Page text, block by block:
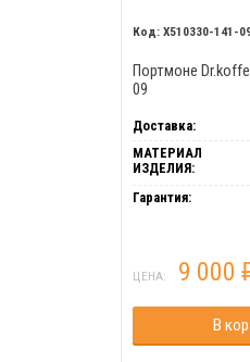
X510330-141-
Портмоне
09
Доставка:
МАТЕРИАЛ
ИЗДЕЛИЯ:
Гарантия:
ЦЕНА: 9 000
В